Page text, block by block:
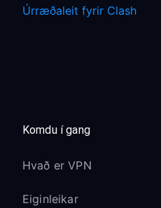
Úrræðaleit fyrir Clash
Komdu í gang
Hvað er VPN
Eiginleikar